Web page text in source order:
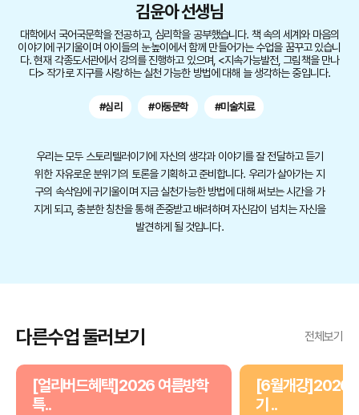
김윤아 선생님
대학에서 국어국문학을 전공하고, 심리학을 공부했습니다. 책 속의 세계와 마음의
이야기에 귀기울이며 아이들의 눈높이에서 함께 만들어가는 수업을 꿈꾸고 있습니
다. 현재 각종도서관에서 강의를 진행하고 있으며, <지속가능발전, 그림책을 만나
다> 작가로 지구를 사랑하는 실천 가능한 방법에 대해 늘 생각하는 중입니다.
#심리 #아동문학 #미술치료
우리는 모두 스토리텔러이기에 자신의 생각과 이야기를 잘 전달하고 듣기
위한 자유로운 분위기의 토론을 기획하고 준비합니다. 우리가 살아가는 지
구의 속삭임에 귀기울이며 지금 실천가능한 방법에 대해 써보는 시간을 가
지게 되고, 충분한 칭찬을 통해 존중받고 배려하며 자신감이 넘치는 자신을
발견하게 될 것입니다.
다른수업 둘러보기 전체보기
[얼리버드혜택]2026 여름방학
특..
[6월개강]2026
기 ..